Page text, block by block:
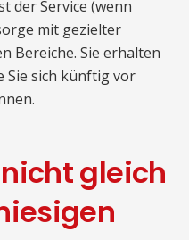
der Service (wenn
mit gezielter
Bereiche. Sie erhalten
Sie sich künftig vor
gleich